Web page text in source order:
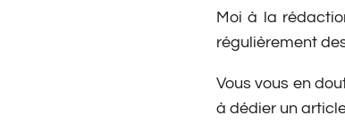
Moi à la
régulièrement
Vous vous en
à dédier un